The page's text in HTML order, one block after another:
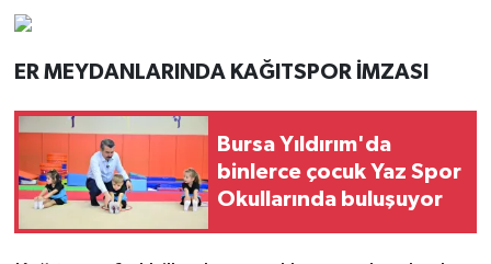
ER MEYDANLARINDA KAĞITSPOR İMZASI
Bursa Yıldırım'da
binlerce çocuk Yaz Spor
Okullarında buluşuyor